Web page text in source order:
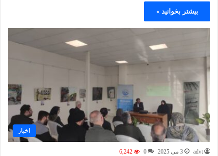
بیشتر بخوانید »
اخبار
advt 3 می 2025 0
6,242